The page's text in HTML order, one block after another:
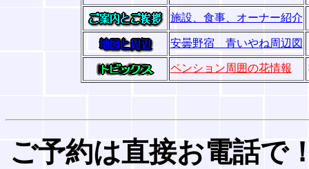
施設、食事、オーナー紹介
安曇野宿 青いやね周辺図
ペンション周囲の花情報
ご予約は直接お電話で